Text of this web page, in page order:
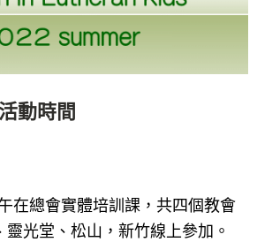
動時間
在總會實體培訓課，共四個教會
靈光堂、松山，新竹線上參加。